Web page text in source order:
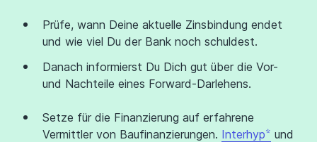
Prüfe, wann Deine aktuelle Zinsbindung endet
und wie viel Du der Bank noch schuldest.
Danach informierst Du Dich gut über die Vor-
und Nachteile eines Forward-Darlehens.
Setze für die Finanzierung auf erfahrene
Vermittler von Baufinanzierungen. Interhyp
und